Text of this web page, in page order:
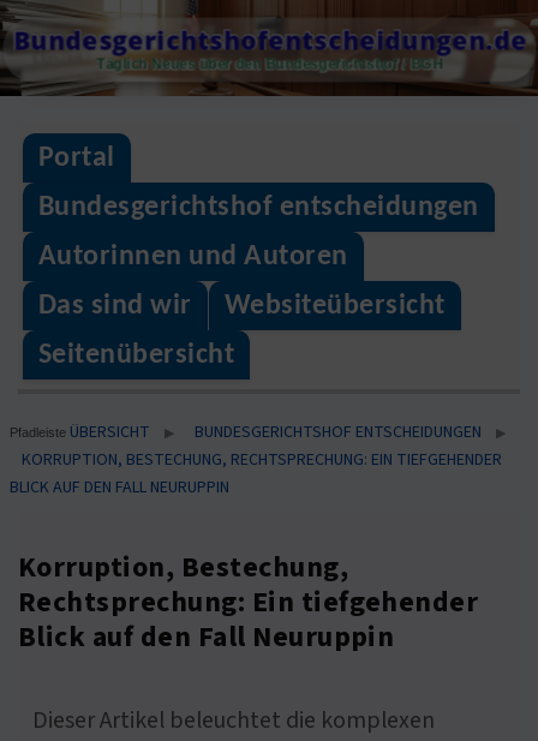
Skip
to
content
Bundesgerichtshofentscheidungen.de
Täglich Neues über den Bundesgerichtshof / BGH
Portal
Bundesgerichtshof entscheidungen
Autorinnen und Autoren
Das sind wir
Websiteübersicht
Seitenübersicht
Pfadleiste ÜBERSICHT ▶ BUNDESGERICHTSHOF ENTSCHEIDUNGEN ▶
KORRUPTION, BESTECHUNG, RECHTSPRECHUNG: EIN TIEFGEHENDER
BLICK AUF DEN FALL NEURUPPIN
Korruption, Bestechung,
Rechtsprechung: Ein tiefgehender
Blick auf den Fall Neuruppin
Dieser Artikel beleuchtet die komplexen